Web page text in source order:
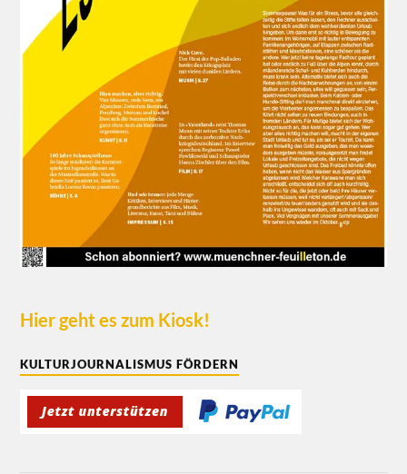
Hier geht es zum Kiosk!
KULTURJOURNALISMUS FÖRDERN